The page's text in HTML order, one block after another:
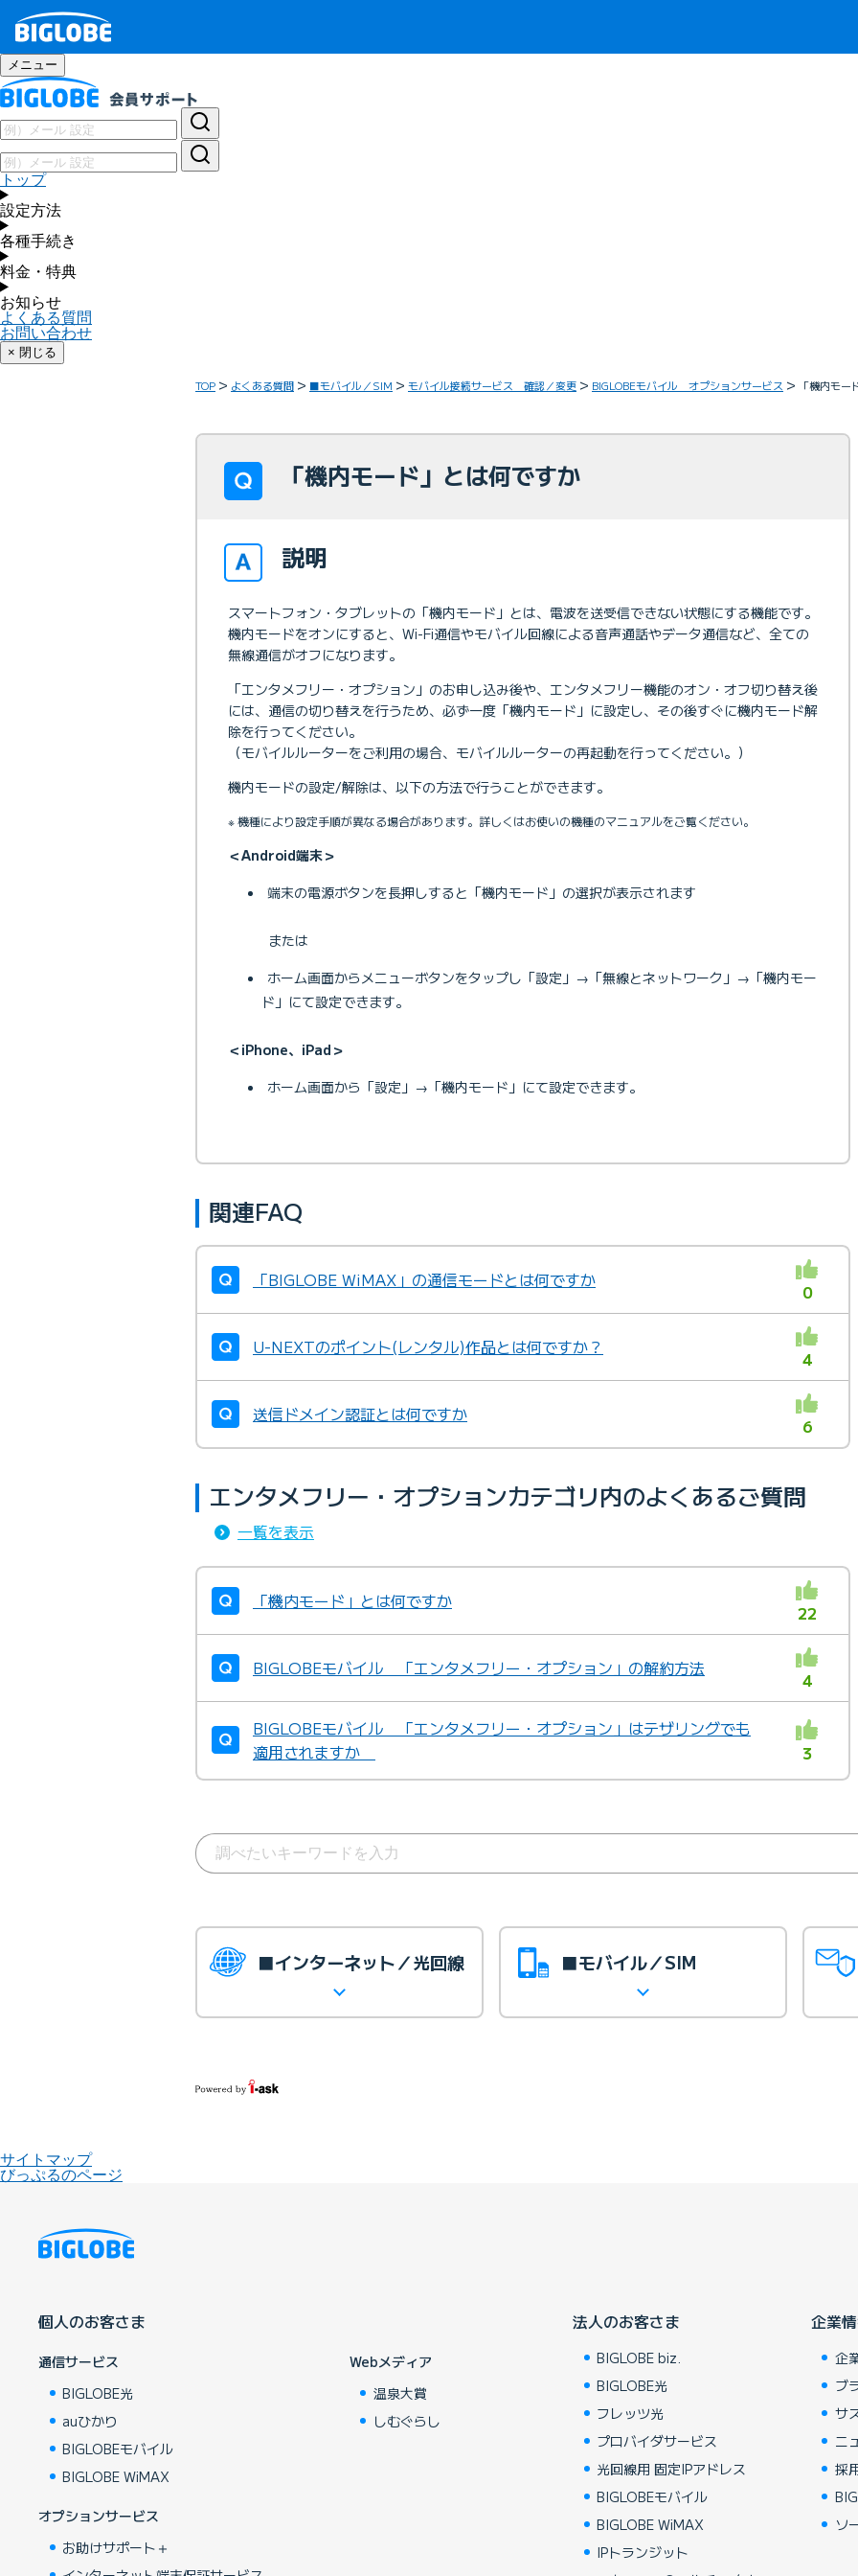
メニュー
トップ
設定方法
各種手続き
料金・特典
お知らせ
よくある質問
お問い合わせ
× 閉じる
TOP よくある質問 ■モバイル／SIM モバイル接続サービス 確認／変更 BIGLOBEモバイル オプションサービス 「機内モ
「機内モード」とは何ですか
説明
スマートフォン・タブレットの「機内モード」とは、電波を送受信できない状態にする機能です。
機内モードをオンにすると、Wi-Fi通信やモバイル回線による音声通話やデータ通信など、全ての
無線通信がオフになります。
「エンタメフリー・オプション」のお申し込み後や、エンタメフリー機能のオン・オフ切り替え後
には、通信の切り替えを行うため、必ず一度「機内モード」に設定し、その後すぐに機内モード解
除を行ってください。
（モバイルルーターをご利用の場合、モバイルルーターの再起動を行ってください。）
機内モードの設定/解除は、以下の方法で行うことができます。
※ 機種により設定手順が異なる場合があります。詳しくはお使いの機種のマニュアルをご覧ください。
＜Android端末＞
端末の電源ボタンを長押しすると「機内モード」の選択が表示されます
または
ホーム画面からメニューボタンをタップし「設定」→「無線とネットワーク」→「機内モー
ド」にて設定できます。
＜iPhone、iPad＞
ホーム画面から「設定」→「機内モード」にて設定できます。
関連FAQ
「BIGLOBE WiMAX」の通信モードとは何ですか
0
U-NEXTのポイント(レンタル)作品とは何ですか？
4
送信ドメイン認証とは何ですか
6
エンタメフリー・オプションカテゴリ内のよくあるご質問
一覧を表示
「機内モード」とは何ですか
22
BIGLOBEモバイル 「エンタメフリー・オプション」の解約方法
4
BIGLOBEモバイル 「エンタメフリー・オプション」はテザリングでも
適用されますか
3
■インターネット／光回線 ■モバイル／SIM
サイトマップ
びっぷるのページ
個人のお客さま
通信サービス
BIGLOBE光
auひかり
BIGLOBEモバイル
BIGLOBE WiMAX
オプションサービス
お助けサポート＋
Webメディア
温泉大賞
しむぐらし
法人のお客さま
BIGLOBE biz.
BIGLOBE光
フレッツ光
プロバイダサービス
光回線用 固定IPアドレス
BIGLOBEモバイル
BIGLOBE WiMAX
IPトランジット
企業
企
ブ
サ
ニ
採
ソ